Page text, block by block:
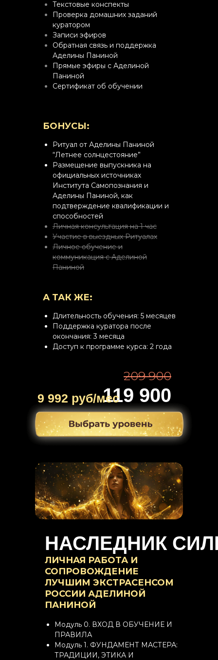
Текстовые конспекты
Проверка домашних заданий
куратором
Записи эфиров
Обратная связь и поддержка
Аделины Паниной
Прямые эфиры с Аделиной
Паниной
Сертификат об обучении
Ритуал от Аделины Паниной
“Летнее солнцестояние”
Размещение выпускника на
официальных источниках
Института Самопознания и
Аделины Паниной, как
подтверждение квалификации и
способностей
Личная консультация на 1 час
Участие в выездных Ритуалах
Личное обучение и
коммуникация с Аделиной
Паниной
БОНУСЫ:
Длительность обучения: 5 месяцев
Поддержка куратора после
окончания: 3 месяца
Доступ к программе курса: 2 года
А ТАК ЖЕ:
119 900
руб
209 900
9 992 руб/мес
Модуль 0. ВХОД В ОБУЧЕНИЕ И
ПРАВИЛА
Модуль 1. ФУНДАМЕНТ МАСТЕРА:
ТРАДИЦИИ, ЭТИКА И
ЛИЧНАЯ РАБОТА И
СОПРОВОЖДЕНИЕ
ЛУЧШИМ ЭКСТРАСЕНСОМ
РОССИИ АДЕЛИНОЙ
ПАНИНОЙ
НАСЛЕДНИК